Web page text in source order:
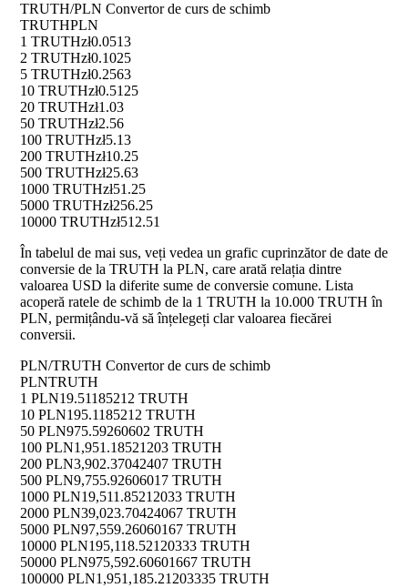
TRUTH/PLN Convertor de curs de schimb
TRUTHPLN
1 TRUTHzł0.0513
2 TRUTHzł0.1025
5 TRUTHzł0.2563
10 TRUTHzł0.5125
20 TRUTHzł1.03
50 TRUTHzł2.56
100 TRUTHzł5.13
200 TRUTHzł10.25
500 TRUTHzł25.63
1000 TRUTHzł51.25
5000 TRUTHzł256.25
10000 TRUTHzł512.51
În tabelul de mai sus, veți vedea un grafic cuprinzător de date de
conversie de la TRUTH la PLN, care arată relația dintre
valoarea USD la diferite sume de conversie comune. Lista
acoperă ratele de schimb de la 1 TRUTH la 10.000 TRUTH în
PLN, permițându-vă să înțelegeți clar valoarea fiecărei
conversii.
PLN/TRUTH Convertor de curs de schimb
PLNTRUTH
1 PLN19.51185212 TRUTH
10 PLN195.1185212 TRUTH
50 PLN975.59260602 TRUTH
100 PLN1,951.18521203 TRUTH
200 PLN3,902.37042407 TRUTH
500 PLN9,755.92606017 TRUTH
1000 PLN19,511.85212033 TRUTH
2000 PLN39,023.70424067 TRUTH
5000 PLN97,559.26060167 TRUTH
10000 PLN195,118.52120333 TRUTH
50000 PLN975,592.60601667 TRUTH
100000 PLN1,951,185.21203335 TRUTH